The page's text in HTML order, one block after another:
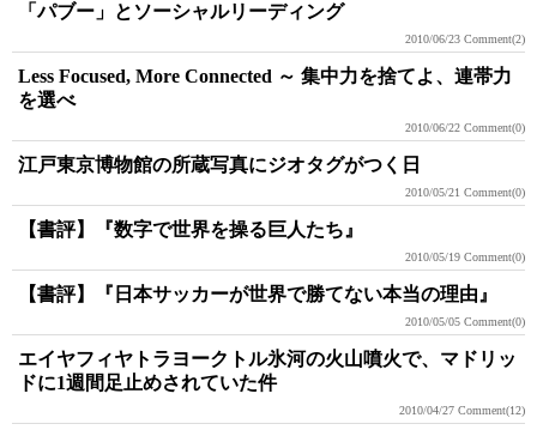
「パブー」とソーシャルリーディング
2010/06/23 Comment(2)
Less Focused, More Connected ～ 集中力を捨てよ、連帯力
を選べ
2010/06/22 Comment(0)
江戸東京博物館の所蔵写真にジオタグがつく日
2010/05/21 Comment(0)
【書評】『数字で世界を操る巨人たち』
2010/05/19 Comment(0)
【書評】『日本サッカーが世界で勝てない本当の理由』
2010/05/05 Comment(0)
エイヤフィヤトラヨークトル氷河の火山噴火で、マドリッ
ドに1週間足止めされていた件
2010/04/27 Comment(12)